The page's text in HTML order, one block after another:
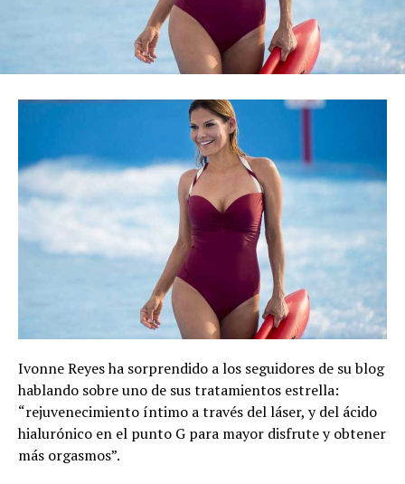
Ivonne Reyes ha sorprendido a los seguidores de su blog
hablando sobre uno de sus tratamientos estrella:
“rejuvenecimiento íntimo a través del láser, y del ácido
hialurónico en el punto G para mayor disfrute y obtener
más orgasmos”.